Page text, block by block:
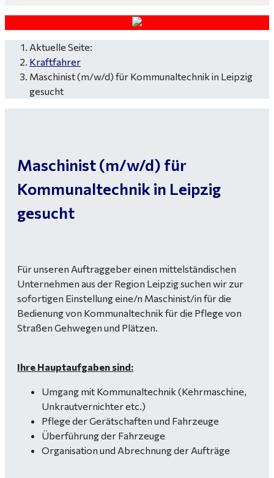
Aktuelle Seite:
Kraftfahrer
Maschinist (m/w/d) für Kommunaltechnik in Leipzig
gesucht
Maschinist (m/w/d) für
Kommunaltechnik in Leipzig
gesucht
Für unseren Auftraggeber einen mittelständischen
Unternehmen aus der Region Leipzig suchen wir zur
sofortigen Einstellung eine/n Maschinist/in für die
Bedienung von Kommunaltechnik für die Pflege von
Straßen Gehwegen und Plätzen.
Ihre Hauptaufgaben sind:
Umgang mit Kommunaltechnik (Kehrmaschine,
Unkrautvernichter etc.)
Pflege der Gerätschaften und Fahrzeuge
Überführung der Fahrzeuge
Organisation und Abrechnung der Aufträge